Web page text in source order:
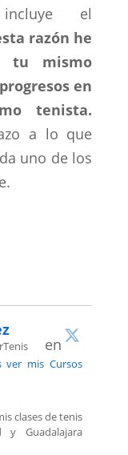
el
razón he
tu mismo
en
tenista.
a lo que
uno de los
en
ver mis Cursos
clases de tenis
y Guadalajara